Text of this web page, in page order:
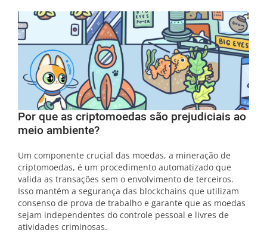
Por que as criptomoedas são prejudiciais ao
meio ambiente?
Um componente crucial das moedas, a mineração de
criptomoedas, é um procedimento automatizado que
valida as transações sem o envolvimento de terceiros.
Isso mantém a segurança das blockchains que utilizam
consenso de prova de trabalho e garante que as moedas
sejam independentes do controle pessoal e livres de
atividades criminosas.